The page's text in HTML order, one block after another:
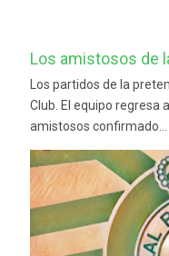
Los amistosos de
Los partidos de la
Club. El equipo regresa
amistosos confirmado...